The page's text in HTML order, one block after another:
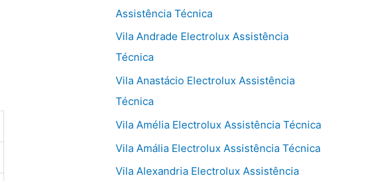
Assistência Técnica
Vila Andrade Electrolux Assistência
Técnica
Vila Anastácio Electrolux Assistência
Técnica
Vila Amélia Electrolux Assistência Técnica
Vila Amália Electrolux Assistência Técnica
Vila Alexandria Electrolux Assistência